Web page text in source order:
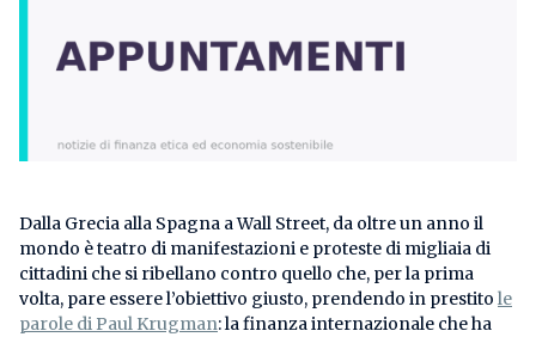
Dalla Grecia alla Spagna a Wall Street, da oltre un anno il
mondo è teatro di manifestazioni e proteste di migliaia di
cittadini che si ribellano contro quello che, per la prima
volta, pare essere l’obiettivo giusto, prendendo in prestito le
parole di Paul Krugman: la finanza internazionale che ha